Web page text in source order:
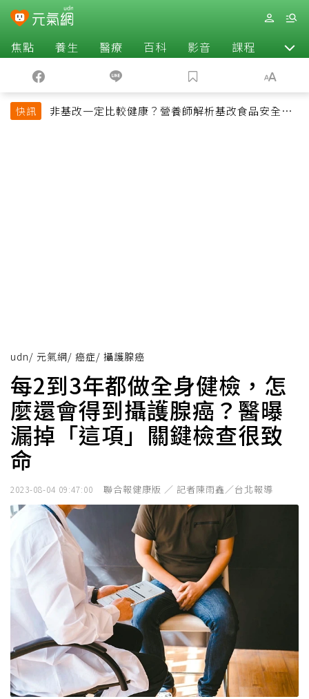
焦點 養生 醫療 百科 影音 課程 退休
快訊
非基改一定比較健康？營養師解析基改食品安全性
udn/ 元氣網/ 癌症/ 攝護腺癌
每2到3年都做全身健檢，怎
麼還會得到攝護腺癌？醫曝
漏掉「這項」關鍵檢查很致
命
2023-08-04 09:47:00 聯合報健康版 ／ 記者陳雨鑫／台北報導